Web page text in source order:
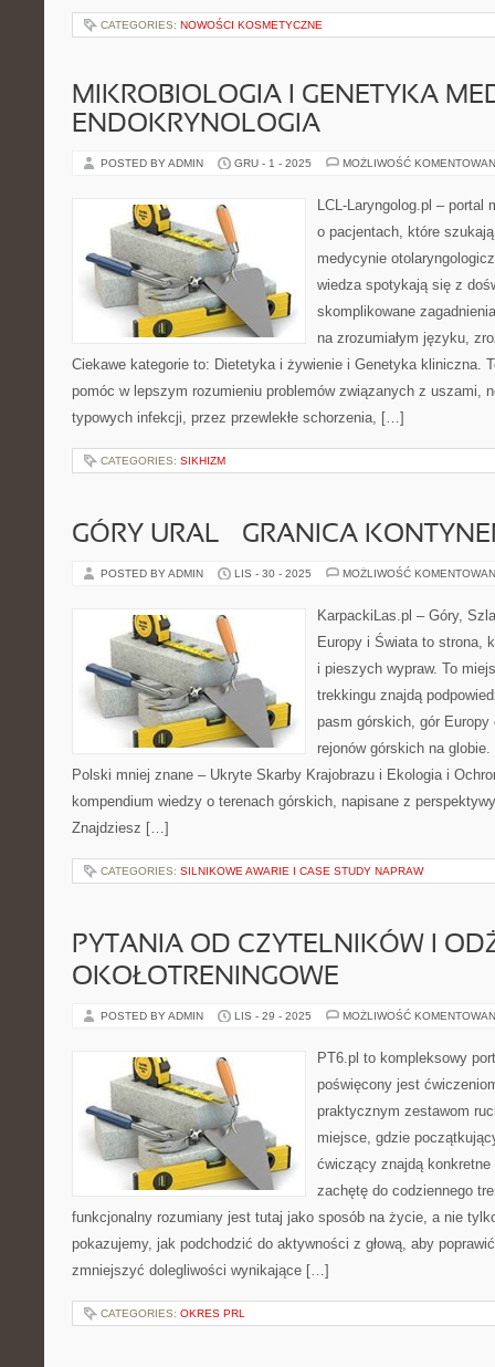
CATEGORIES: NOWOŚCI KOSMETYCZNE
MIKROBIOLOGIA I GENETYKA
ENDOKRYNOLOGIA
POSTED BY ADMIN GRU - 1 - 2025 MOŻLIWOŚĆ
LCL-Laryngolog.pl –
o pacjentach, które
medycynie
wiedza spotykają się z
skomplikowane
na zrozumiałym języku,
Ciekawe kategorie to: Dietetyka i żywienie i Genetyka kliniczna.
pomóc w lepszym rozumieniu problemów związanych z uszami,
typowych infekcji, przez przewlekłe schorzenia, […]
CATEGORIES: SIKHIZM
GÓRY URAL – GRANICA
POSTED BY ADMIN LIS - 30 - 2025 MOŻLIWOŚĆ
KarpackiLas.pl – Góry,
Europy i Świata to strona,
i pieszych wypraw. To
trekkingu znajdą
pasm górskich, gór
rejonów górskich na
Polski mniej znane – Ukryte Skarby Krajobrazu i Ekologia i
kompendium wiedzy o terenach górskich, napisane z
Znajdziesz […]
CATEGORIES: SILNIKOWE AWARIE I CASE STUDY NAPRAW
PYTANIA OD CZYTELNIKÓW I
OKOŁOTRENINGOWE
POSTED BY ADMIN LIS - 29 - 2025 MOŻLIWOŚĆ
PT6.pl to kompleksowy
poświęcony jest
praktycznym zestawom
miejsce, gdzie
ćwiczący znajdą
zachętę do codziennego
funkcjonalny rozumiany jest tutaj jako sposób na życie, a nie
pokazujemy, jak podchodzić do aktywności z głową, aby
zmniejszyć dolegliwości wynikające […]
CATEGORIES: OKRES PRL